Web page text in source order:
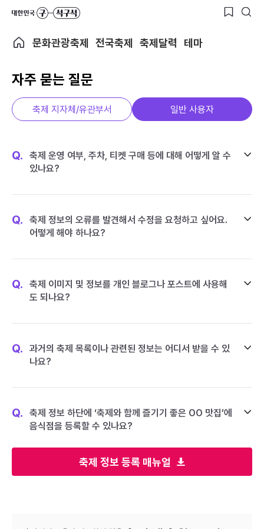
문화관광축제 전국축제 축제달력 테마
자주 묻는 질문
축제 정보 등록 매뉴얼
축제 지자체/유관부서 일반 사용자
Q.
축제 운영 여부, 주차, 티켓 구매 등에 대해 어떻게 알 수
있나요?
Q.
축제 정보의 오류를 발견해서 수정을 요청하고 싶어요.
어떻게 해야 하나요?
Q.
축제 이미지 및 정보를 개인 블로그나 포스트에 사용해
도 되나요?
Q.
과거의 축제 목록이나 관련된 정보는 어디서 받을 수 있
나요?
Q.
축제 정보 하단에 ‘축제와 함께 즐기기 좋은 OO 맛집’에
음식점을 등록할 수 있나요?